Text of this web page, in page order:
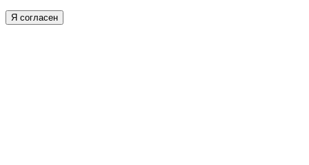
Я согласен